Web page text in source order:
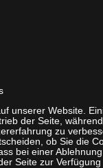
unserer Website.
der Seite,
zu
ob Sie die
bei einer
Seite zur Verfügung